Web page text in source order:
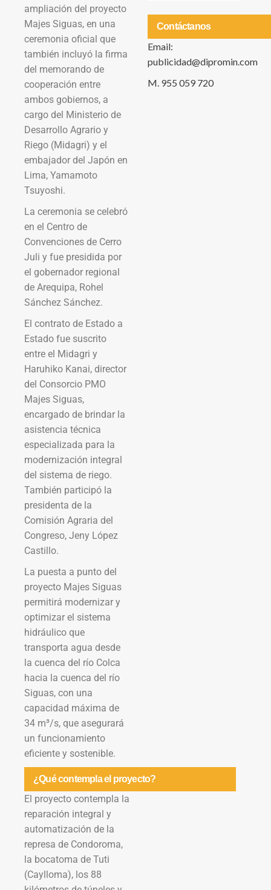
ampliación del proyecto
Majes Siguas, en una
ceremonia oficial que
también incluyó la firma
del memorando de
cooperación entre
ambos gobiernos, a
cargo del Ministerio de
Desarrollo Agrario y
Riego (Midagri) y el
embajador del Japón en
Lima, Yamamoto
Tsuyoshi.
La ceremonia se celebró
en el Centro de
Convenciones de Cerro
Juli y fue presidida por
el gobernador regional
de Arequipa, Rohel
Sánchez Sánchez.
El contrato de Estado a
Estado fue suscrito
entre el Midagri y
Haruhiko Kanai, director
del Consorcio PMO
Majes Siguas,
encargado de brindar la
asistencia técnica
especializada para la
modernización integral
del sistema de riego.
También participó la
presidenta de la
Comisión Agraria del
Congreso, Jeny López
Castillo.
La puesta a punto del
proyecto Majes Siguas
permitirá modernizar y
optimizar el sistema
hidráulico que
transporta agua desde
la cuenca del río Colca
hacia la cuenca del río
Siguas, con una
capacidad máxima de
34 m³/s, que asegurará
un funcionamiento
eficiente y sostenible.
¿Qué contempla el proyecto?
El proyecto contempla la
reparación integral y
automatización de la
represa de Condoroma,
la bocatoma de Tuti
(Caylloma), los 88
Contáctanos
Email:
publicidad@dipromin.com
M. 955 059 720